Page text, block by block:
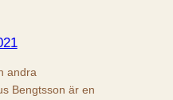
andra
Bengtsson är en